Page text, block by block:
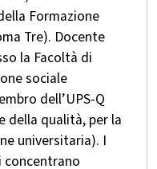
Formazione
Tre). Docente
la Facoltà di
sociale
dell’UPS-Q
della qualità, per la
universitaria). I
concentrano